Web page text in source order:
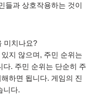
들과 상호작용하는 것이
미치나요?
지 않으며, 주민 순위는
다. 주민 순위는 단순히 주
하면 됩니다. 게임의 진
니다.